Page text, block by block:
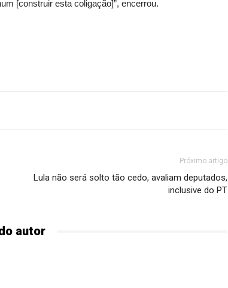
[construir esta coligação]”, encerrou.
Próximo artigo
Lula não será solto tão cedo, avaliam deputados,
inclusive do PT
autor